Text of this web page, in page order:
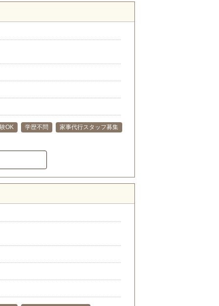
OK 学歴不問 家事代行スタッフ募集